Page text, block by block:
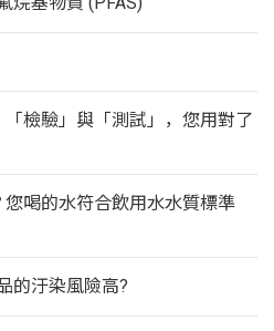
「檢驗」與「測試」，您用對了
喝的水符合飲用水水質標準
的汙染風險高?